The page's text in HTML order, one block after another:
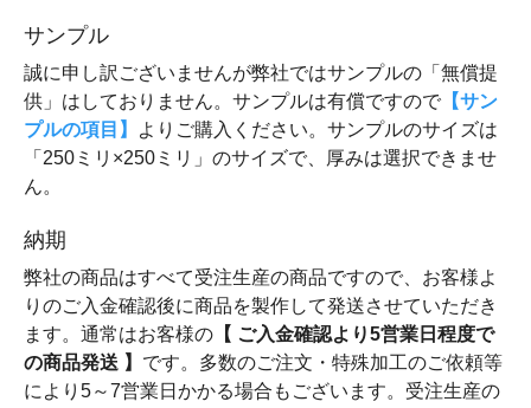
サンプル
誠に申し訳ございませんが弊社ではサンプルの「無償提
供」はしておりません。サンプルは有償ですので 【サン
プルの項目】
よりご購入ください。サンプルのサイズは
「250ミリ×250ミリ」のサイズで、厚みは選択できませ
ん。
納期
弊社の商品はすべて受注生産の商品ですので、お客様よ
りのご入金確認後に商品を製作して発送させていただき
ます。通常はお客様の 【 ご入金確認より5営業日程度で
の商品発送 】 です。多数のご注文・特殊加工のご依頼等
により5～7営業日かかる場合もございます。受注生産の